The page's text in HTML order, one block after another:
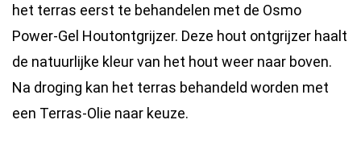
het terras eerst te behandelen met de Osmo
Power-Gel Houtontgrijzer. Deze hout ontgrijzer haalt
de natuurlijke kleur van het hout weer naar boven.
Na droging kan het terras behandeld worden met
een Terras-Olie naar keuze.